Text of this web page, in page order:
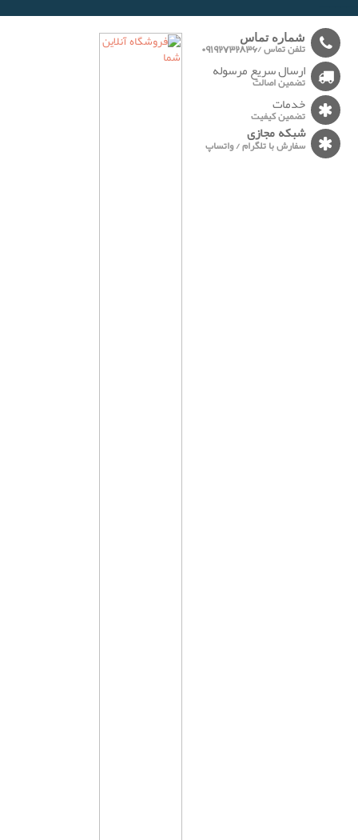
شماره تماس
تلفن تماس /09192732836
ارسال سریع مرسوله
تضمین اصالت
خدمات
تضمین کیفیت
شبکه مجازی
سفارش با تلگرام / واتساپ